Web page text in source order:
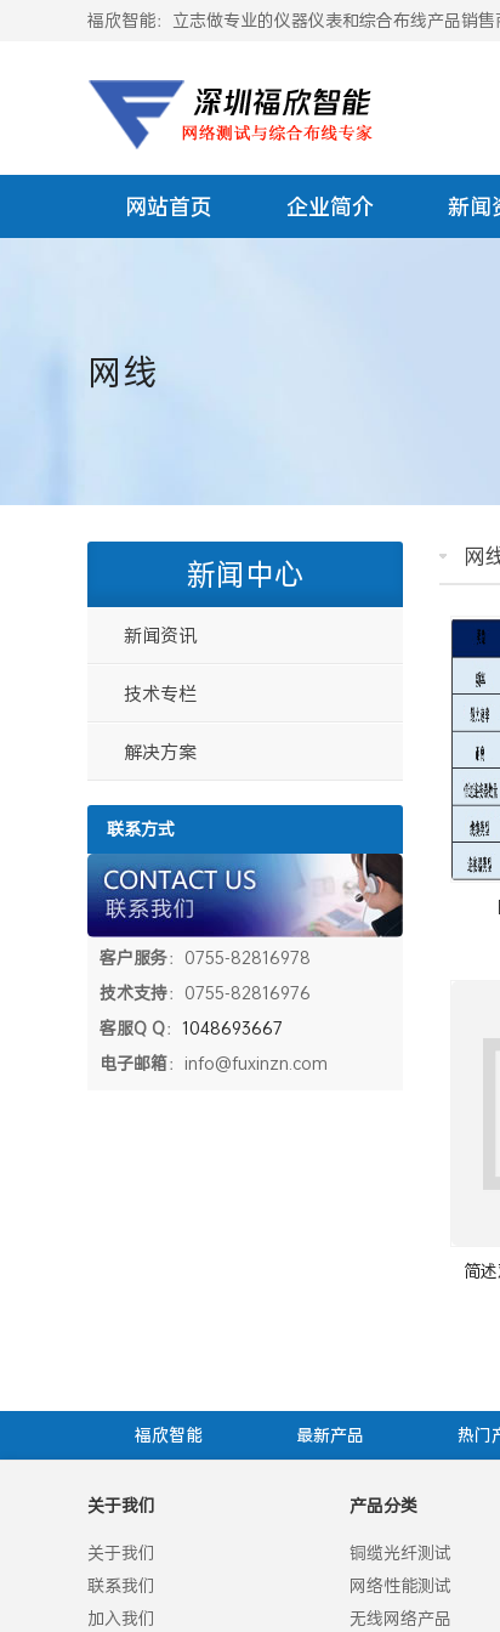
福欣智能：立志做专业的仪器仪表和综合布线产品销
网站首页 企业简介 新闻
网线
网
简
新闻中心
新闻资讯
技术专栏
解决方案
联系方式
客户服务：0755-82816978
技术支持：0755-82816976
客服Q Q： 1048693667
电子邮箱：info@fuxinzn.com
福欣智能 最新产品 热门
关于我们
关于我们
联系我们
加入我们
产品分类
铜缆光纤测试
网络性能测试
无线网络产品